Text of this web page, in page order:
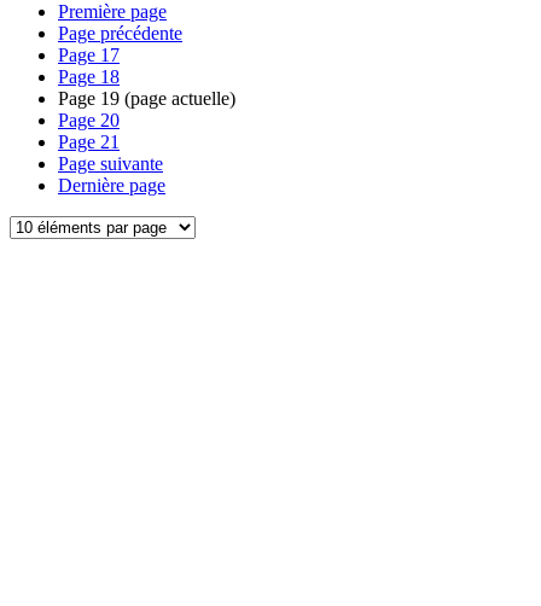
Première page
Page précédente
Page 17
Page 18
Page 19 (page actuelle)
Page 20
Page 21
Page suivante
Dernière page